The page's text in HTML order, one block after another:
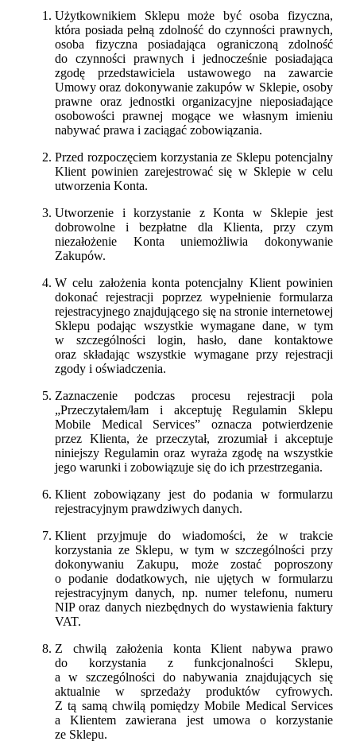
Użytkownikiem Sklepu może być osoba fizyczna,
która posiada pełną zdolność do czynności prawnych,
osoba fizyczna posiadająca ograniczoną zdolność
do czynności prawnych i jednocześnie posiadająca
zgodę przedstawiciela ustawowego na zawarcie
Umowy oraz dokonywanie zakupów w Sklepie, osoby
prawne oraz jednostki organizacyjne nieposiadające
osobowości prawnej mogące we własnym imieniu
nabywać prawa i zaciągać zobowiązania.
Przed rozpoczęciem korzystania ze Sklepu potencjalny
Klient powinien zarejestrować się w Sklepie w celu
utworzenia Konta.
Utworzenie i korzystanie z Konta w Sklepie jest
dobrowolne i bezpłatne dla Klienta, przy czym
niezałożenie Konta uniemożliwia dokonywanie
Zakupów.
W celu założenia konta potencjalny Klient powinien
dokonać rejestracji poprzez wypełnienie formularza
rejestracyjnego znajdującego się na stronie internetowej
Sklepu podając wszystkie wymagane dane, w tym
w szczególności login, hasło, dane kontaktowe
oraz składając wszystkie wymagane przy rejestracji
zgody i oświadczenia.
Zaznaczenie podczas procesu rejestracji pola
„Przeczytałem/łam i akceptuję Regulamin Sklepu
Mobile Medical Services” oznacza potwierdzenie
przez Klienta, że przeczytał, zrozumiał i akceptuje
niniejszy Regulamin oraz wyraża zgodę na wszystkie
jego warunki i zobowiązuje się do ich przestrzegania.
Klient zobowiązany jest do podania w formularzu
rejestracyjnym prawdziwych danych.
Klient przyjmuje do wiadomości, że w trakcie
korzystania ze Sklepu, w tym w szczególności przy
dokonywaniu Zakupu, może zostać poproszony
o podanie dodatkowych, nie ujętych w formularzu
rejestracyjnym danych, np. numer telefonu, numeru
NIP oraz danych niezbędnych do wystawienia faktury
VAT.
Z chwilą założenia konta Klient nabywa prawo
do korzystania z funkcjonalności Sklepu,
a w szczególności do nabywania znajdujących się
aktualnie w sprzedaży produktów cyfrowych.
Z tą samą chwilą pomiędzy Mobile Medical Services
a Klientem zawierana jest umowa o korzystanie
ze Sklepu.